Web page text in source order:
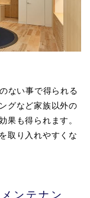
ない事で得られる
グなど家族以外の
果も得られます。
取り入れやすくな
ンテナン